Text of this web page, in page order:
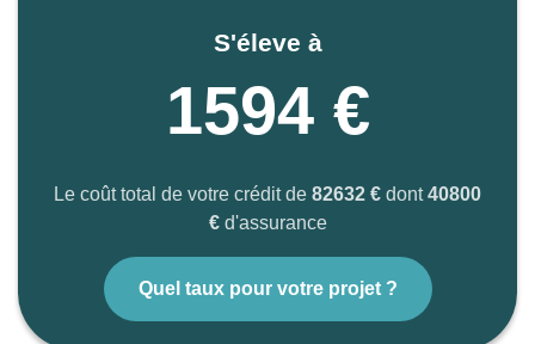
S'éleve à
1594 €
Le coût total de votre crédit de 82632 € dont40800
€d'assurance
Quel taux pour votre projet ?